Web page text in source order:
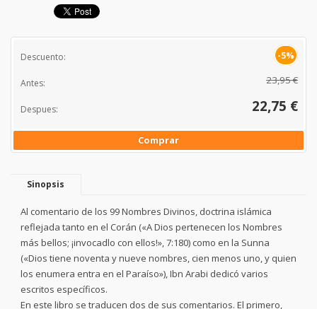
Descuento: -5%
Antes: 23,95 €
Despues: 22,75 €
Comprar
Sinopsis
Al comentario de los 99 Nombres Divinos, doctrina islámica
reflejada tanto en el Corán («A Dios pertenecen los Nombres
más bellos; ¡invocadlo con ellos!», 7:180) como en la Sunna
(«Dios tiene noventa y nueve nombres, cien menos uno, y quien
los enumera entra en el Paraíso»), Ibn Arabi dedicó varios
escritos específicos.
En este libro se traducen dos de sus comentarios. El primero,